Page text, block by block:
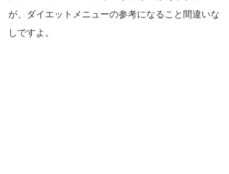
が、ダイエットメニューの参考になること間違いな
しですよ。